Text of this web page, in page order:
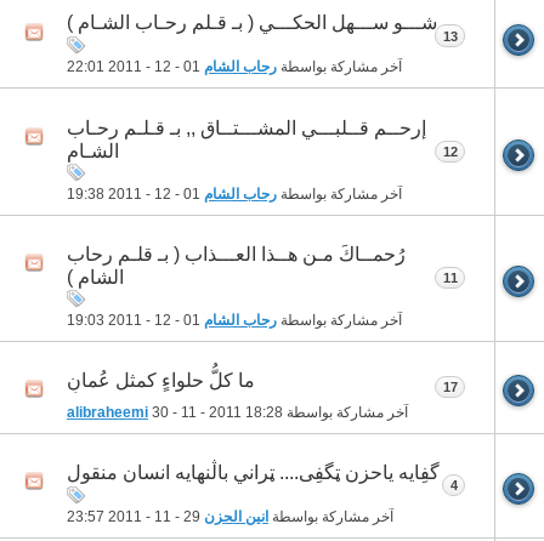
شـــو ســـهل الحكـــي ( بـ قـلم رحـاب الشـام )
آخر مشاركة بواسطة رحاب الشام 22:01
13
إرحــم قــلبـــي المشـــتــاق ,, بـ قـلـم رحـاب
الشـام
آخر مشاركة بواسطة رحاب الشام 19:38
12
رُحمــاكَ مـن هــذا العـــذاب ( بـ قلـم رحاب
الشام )
آخر مشاركة بواسطة رحاب الشام 19:03
11
ما كلُّ حلواءٍ كمثل عُمانِ
آخر مشاركة بواسطة alibraheemi 30 - 11 - 2011 18:28
17
گفِايه ياحزن ټگفِى.... ټراني باڷنهايه انسان منقول
آخر مشاركة بواسطة انين الحزن 23:57
4